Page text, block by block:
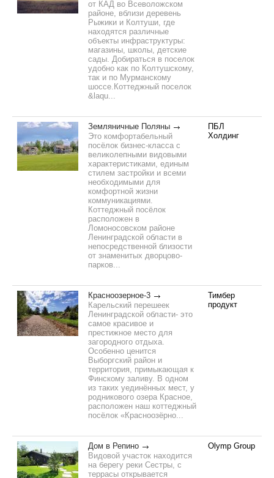
от КАД во Всеволожском
районе, вблизи деревень
Рыжики и Колтуши, где
находятся различные
объекты инфраструктуры:
магазины, школы, детские
сады. Добираться в поселок
удобно как по Колтушскому,
так и по Мурманскому
шоссе.Коттеджный поселок
&laqu...
Земляничные Поляны
Это комфортабельный
посёлок бизнес-класса с
великолепными видовыми
характеристиками, единым
стилем застройки и всеми
необходимыми для
комфортной жизни
коммуникациями.
Коттеджный посёлок
расположен в
Ломоносовском районе
Ленинградской области в
непосредственной близости
от знаменитых дворцово-
парков...
ПБЛ
Холдинг
Красноозерное-3
Карельский перешеек
Ленинградской области- это
самое красивое и
престижное место для
загородного отдыха.
Особенно ценится
Выборгский район и
территория, примыкающая к
Финскому заливу. В одном
из таких уединённых мест, у
родникового озера Красное,
расположен наш коттеджный
посёлок «Красноозёрно...
Тимбер
продукт
Дом в Репино
Видовой участок находится
на берегу реки Сестры, с
террасы открывается
Olymp Group